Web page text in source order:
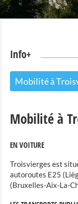
Info+
Mobilité à
Attractions
Parc Naturel de
Culture &
Mobilité à
EN VOITURE
Troisvierges est
autoroutes E25
(Bruxelles-Aix-La-